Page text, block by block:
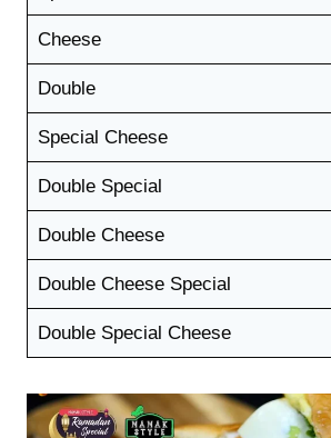
Cheese
Double
Special Cheese
Double Special
Double Cheese
Double Cheese Special
Double Special Cheese